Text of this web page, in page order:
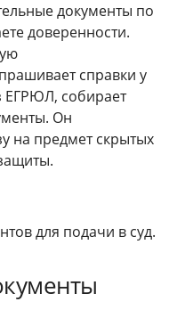
документы по
доверенности.
справки у
ЕГРЮЛ, собирает
Он
на предмет скрытых
для подачи в суд.